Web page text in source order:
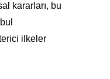
kararları, bu
ilkeler